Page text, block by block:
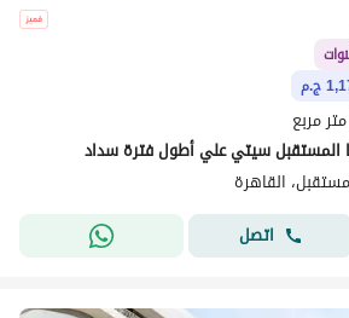
ج.م
المستقبل سيتي علي أطول فترة سداد
القاهرة
اتصل